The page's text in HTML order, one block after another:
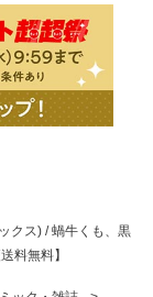
クス) / 蝸牛くも、黒
料無料】